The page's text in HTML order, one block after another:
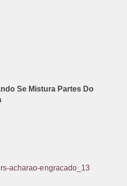
Se Mistura Partes Do